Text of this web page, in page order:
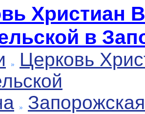
Христиан
в
Церковь
Запорожская